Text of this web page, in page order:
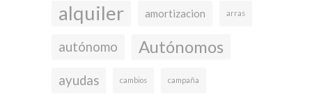
alquiler amortizacion arras
autónomo Autónomos
ayudas cambios campaña